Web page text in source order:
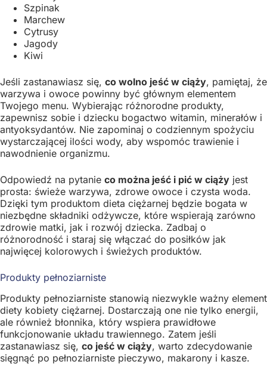
Szpinak
Marchew
Cytrusy
Jagody
Kiwi
Jeśli zastanawiasz się, co wolno jeść w ciąży, pamiętaj, że
warzywa i owoce powinny być głównym elementem
Twojego menu. Wybierając różnorodne produkty,
zapewnisz sobie i dziecku bogactwo witamin, minerałów i
antyoksydantów. Nie zapominaj o codziennym spożyciu
wystarczającej ilości wody, aby wspomóc trawienie i
nawodnienie organizmu.
Odpowiedź na pytanie co można jeść i pić w ciąży jest
prosta: świeże warzywa, zdrowe owoce i czysta woda.
Dzięki tym produktom dieta ciężarnej będzie bogata w
niezbędne składniki odżywcze, które wspierają zarówno
zdrowie matki, jak i rozwój dziecka. Zadbaj o
różnorodność i staraj się włączać do posiłków jak
najwięcej kolorowych i świeżych produktów.
Produkty pełnoziarniste
Produkty pełnoziarniste stanowią niezwykle ważny element
diety kobiety ciężarnej. Dostarczają one nie tylko energii,
ale również błonnika, który wspiera prawidłowe
funkcjonowanie układu trawiennego. Zatem jeśli
zastanawiasz się, co jeść w ciąży, warto zdecydowanie
sięgnąć po pełnoziarniste pieczywo, makarony i kasze.